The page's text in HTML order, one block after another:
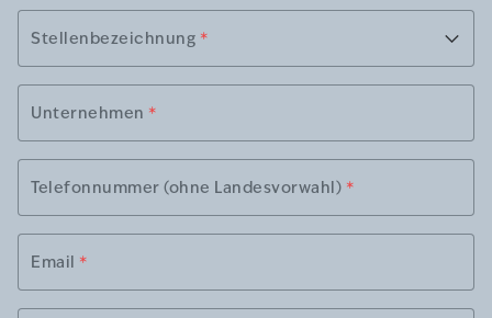
Stellenbezeichnung *
Unternehmen *
Telefonnummer (ohne Landesvorwahl) *
Email *